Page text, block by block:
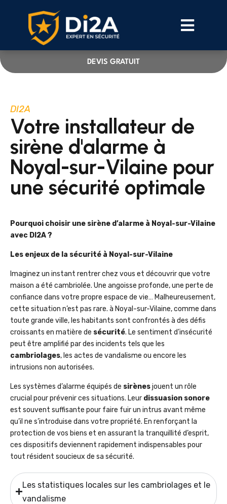
DEVIS GRATUIT
DI2A
Votre installateur de
sirène d'alarme à
Noyal-sur-Vilaine pour
une sécurité optimale
Pourquoi choisir une sirène d’alarme à Noyal-sur-Vilaine
avec DI2A ?
Les enjeux de la sécurité à Noyal-sur-Vilaine
Imaginez un instant rentrer chez vous et découvrir que votre
maison a été cambriolée. Une angoisse profonde, une perte de
confiance dans votre propre espace de vie… Malheureusement,
cette situation n’est pas rare. à Noyal-sur-Vilaine, comme dans
toute grande ville, les habitants sont confrontés à des défis
croissants en matière de sécurité. Le sentiment d’insécurité
peut être amplifié par des incidents tels que les
cambriolages, les actes de vandalisme ou encore les
intrusions non autorisées.
Les systèmes d’alarme équipés de sirènesjouent un rôle
crucial pour prévenir ces situations. Leur dissuasion sonore
est souvent suffisante pour faire fuir un intrus avant même
qu’il ne s’introduise dans votre propriété. En renforçant la
protection de vos biens et en assurant la tranquillité d’esprit,
ces dispositifs deviennent rapidement indispensables pour
tout résident soucieux de sa sécurité.
Les statistiques locales sur les cambriolages et le
vandalisme